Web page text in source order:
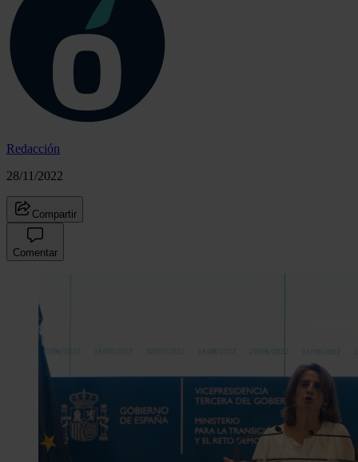
Redacción
28/11/2022
Compartir
Comentar